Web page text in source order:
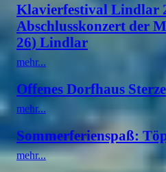
Klavierfestival Lindlar
Abschlusskonzert der
26) Lindlar
mehr...
Offenes Dorfhaus
mehr...
Sommerferienspaß:
mehr...